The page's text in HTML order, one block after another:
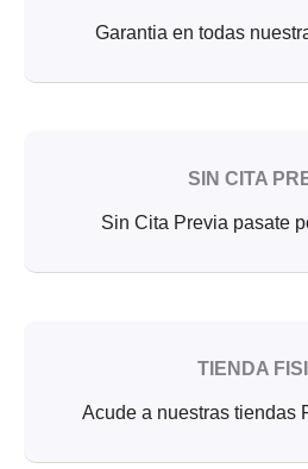
Garantia en todas
SIN CITA
Sin Cita Previa pasate
TIENDA
Acude a nuestras tiendas